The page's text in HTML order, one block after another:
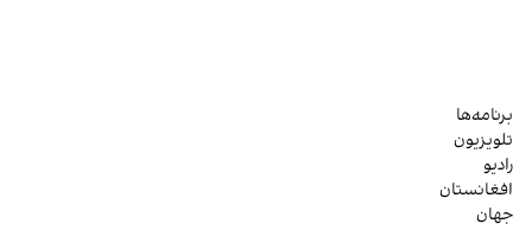
برنامه‌ها
تلویزیون
رادیو
افغانستان
جهان